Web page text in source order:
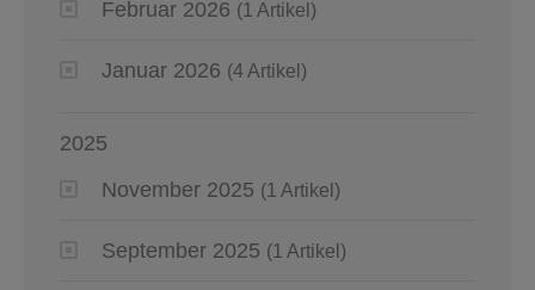
Februar 2026 (1 Artikel)
Januar 2026 (4 Artikel)
2025
November 2025 (1 Artikel)
September 2025 (1 Artikel)